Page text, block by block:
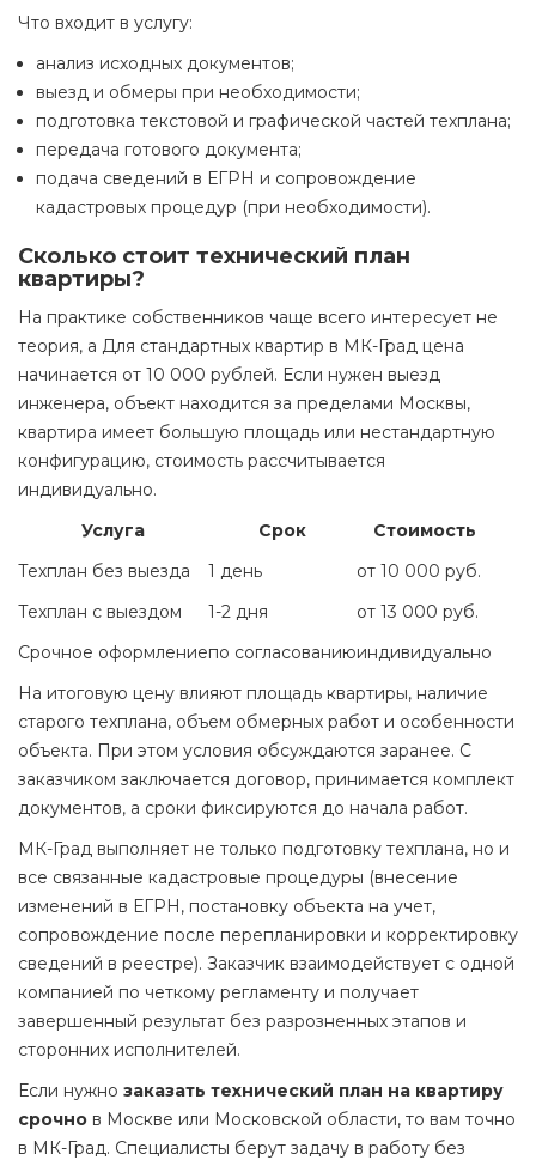
Что входит в услугу:
анализ исходных документов;
выезд и обмеры при необходимости;
подготовка текстовой и графической частей техплана;
передача готового документа;
подача сведений в ЕГРН и сопровождение
кадастровых процедур (при необходимости).
Сколько стоит технический план
квартиры?
На практике собственников чаще всего интересует не
теория, а Для стандартных квартир в МК-Град цена
начинается от 10 000 рублей. Если нужен выезд
инженера, объект находится за пределами Москвы,
квартира имеет большую площадь или нестандартную
конфигурацию, стоимость рассчитывается
индивидуально.
Услуга
Срок
Стоимость
Техплан без выезда
1 день
от 10 000 руб.
Техплан с выездом
1-2 дня
от 13 000 руб.
Срочное оформлениепо согласованиюиндивидуально
На итоговую цену влияют площадь квартиры, наличие
старого техплана, объем обмерных работ и особенности
объекта. При этом условия обсуждаются заранее. С
заказчиком заключается договор, принимается комплект
документов, а сроки фиксируются до начала работ.
МК-Град выполняет не только подготовку техплана, но и
все связанные кадастровые процедуры (внесение
изменений в ЕГРН, постановку объекта на учет,
сопровождение после перепланировки и корректировку
сведений в реестре). Заказчик взаимодействует с одной
компанией по четкому регламенту и получает
завершенный результат без разрозненных этапов и
сторонних исполнителей.
Если нужно заказать технический план на квартиру
срочно в Москве или Московской области, то вам точно
в МК-Град. Специалисты берут задачу в работу без